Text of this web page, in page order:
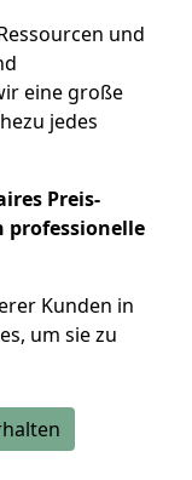
und
eine große
jedes
Preis-
professionelle
Kunden in
um sie zu